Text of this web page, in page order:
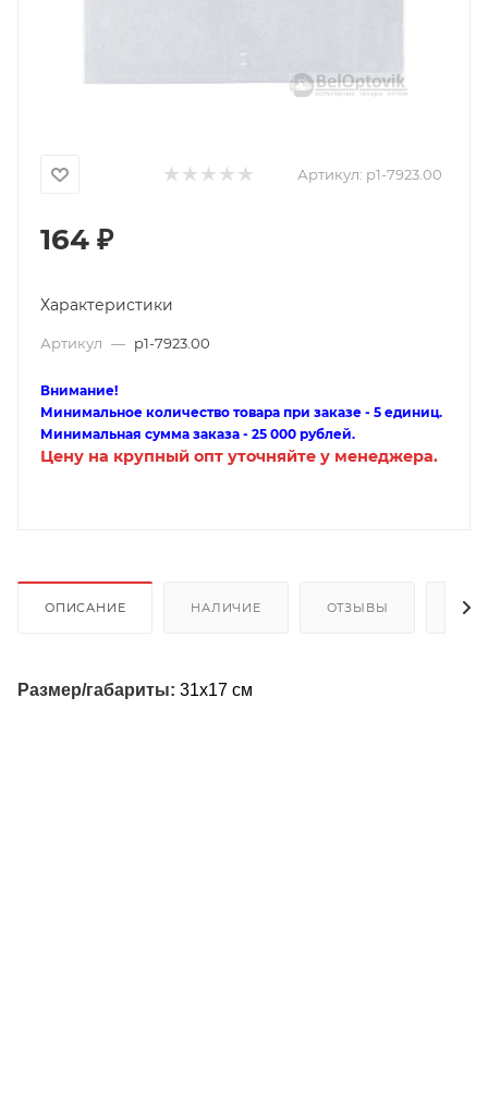
Артикул: p1-7923.00
164 ₽
Характеристики
Артикул — p1-7923.00
Внимание!
Минимальное количество товара при заказе - 5 единиц.
Минимальная сумма заказа - 25 000 рублей.
Цену на крупный опт уточняйте у менеджера.
ОПИСАНИЕ НАЛИЧИЕ ОТЗЫВЫ
Размер/габариты: 31х17 см